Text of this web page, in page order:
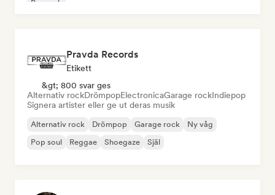
Poprock
Pravda Records
Etikett
&gt; 800 svar ges
Alternativ rockDrömpopElectronicaGarage rockIndiepop
Signera artister eller ge ut deras musik
Alternativ rock Drömpop Garage rock
Ny våg
Pop soul
Reggae Shoegaze Själ